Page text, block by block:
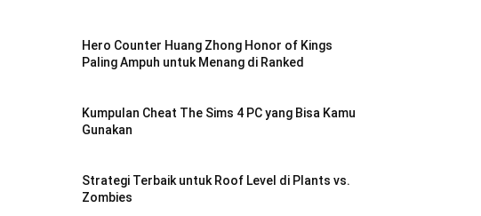
Hero Counter Huang Zhong Honor of Kings
Paling Ampuh untuk Menang di Ranked
Kumpulan Cheat The Sims 4 PC yang Bisa Kamu
Gunakan
Strategi Terbaik untuk Roof Level di Plants vs.
Zombies